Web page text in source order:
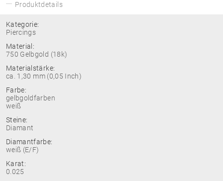
Produktdetails
Kategorie:
Piercings
Material:
750 Gelbgold (18k)
Materialstärke:
ca. 1,30 mm (0,05 Inch)
Farbe:
gelbgoldfarben
weiß
Steine:
Diamant
Diamantfarbe:
weiß (E/F)
Karat:
0.025